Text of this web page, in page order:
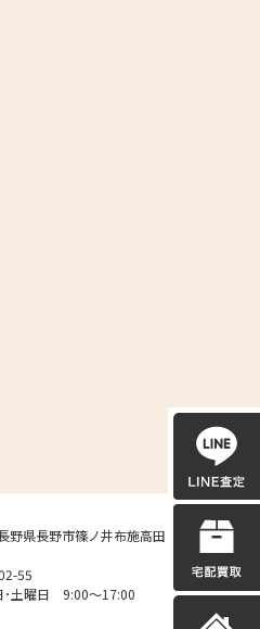
県長野市篠ノ井布施高田
55
･土曜日 9:00〜17:00